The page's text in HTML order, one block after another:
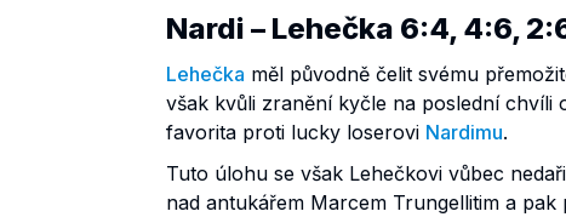
Nardi – Lehečka 6:4, 4:6,
Lehečka měl původně čelit svému
však kvůli zranění kyčle na poslední chvíli
favorita proti lucky loserovi Nardimu.
Tuto úlohu se však Lehečkovi vůbec
nad antukářem Marcem Trungellitim a